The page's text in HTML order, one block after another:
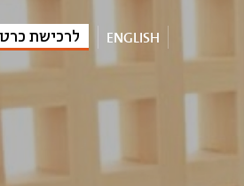
ENGLISH לרכישת